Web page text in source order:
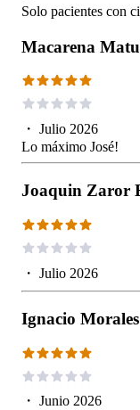
Solo pacientes con
Macarena
・ Julio 2026
Lo máximo José!
Joaquin Zaror
・ Julio 2026
Ignacio Morales
・ Junio 2026